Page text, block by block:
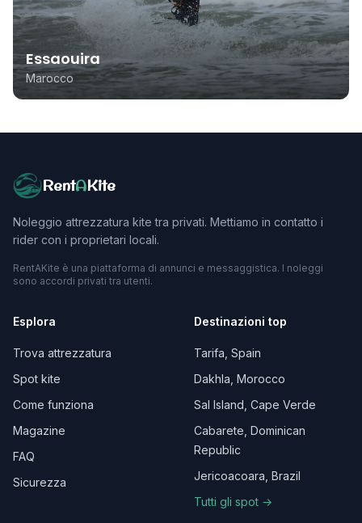
Essaouira
Marocco
RentAKite
Noleggio attrezzatura kite tra privati. Mettiamo in contatto i
rider con i proprietari locali.
RentAKite è una piattaforma di annunci e messaggistica. I noleggi
sono accordi privati tra utenti.
Esplora
Trova attrezzatura
Spot kite
Come funziona
Magazine
FAQ
Sicurezza
Destinazioni top
Tarifa, Spain
Dakhla, Morocco
Sal Island, Cape Verde
Cabarete, Dominican
Republic
Jericoacoara, Brazil
Tutti gli spot →